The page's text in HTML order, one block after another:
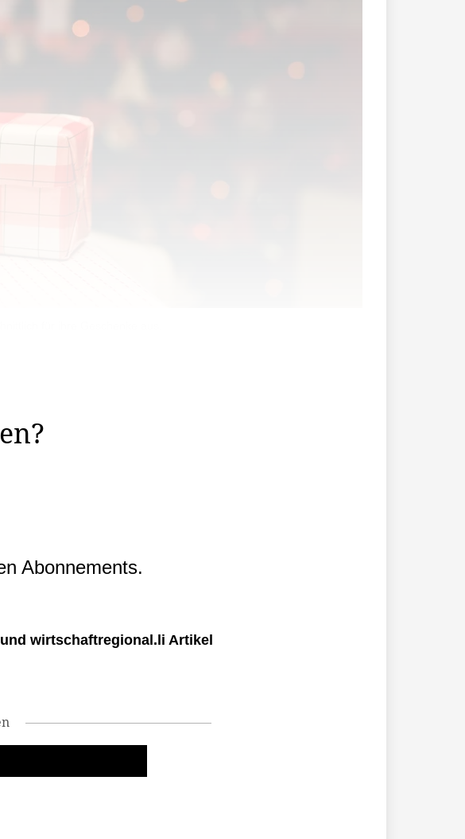
Abonnements.
wirtschaftregional.li Artikel